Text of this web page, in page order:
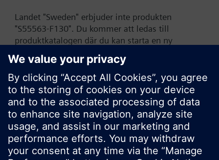
Landet "Sweden" erbjuder inte produkten
"S55563-F130". Du kommer att ledas till
produktkatalogen där du kan starta en ny
sökning eller bläddra igenom Siemens stora
produktutbud.
OK